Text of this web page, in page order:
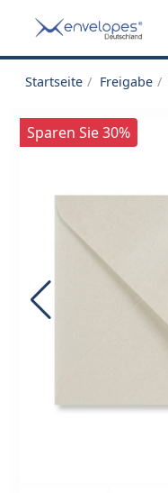
Startseite Freigabe
Sparen Sie 30%